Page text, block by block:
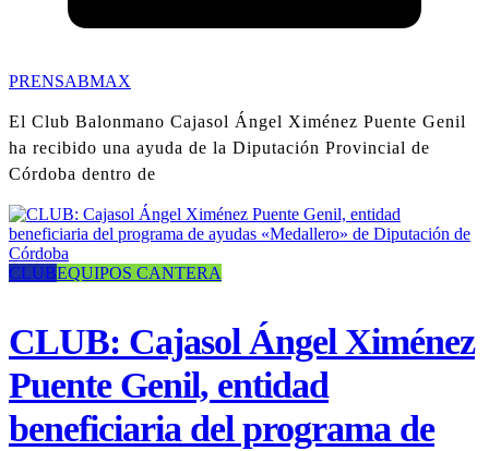
PRENSABMAX
El Club Balonmano Cajasol Ángel Ximénez Puente Genil
ha recibido una ayuda de la Diputación Provincial de
Córdoba dentro de
CLUBEQUIPOS CANTERA
CLUB: Cajasol Ángel Ximénez
Puente Genil, entidad
beneficiaria del programa de